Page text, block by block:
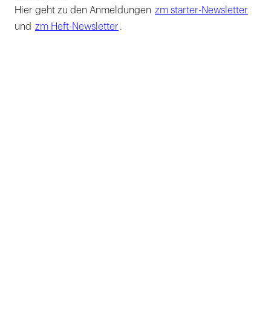
Hier geht zu den Anmeldungen zm starter-Newsletter
und zm Heft-Newsletter .